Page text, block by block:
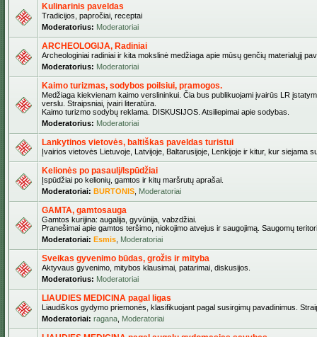
Kulinarinis paveldas
Tradicijos, papročiai, receptai
Moderatorius: Moderatoriai
ARCHEOLOGIJA, Radiniai
Archeologiniai radiniai ir kita mokslinė medžiaga apie mūsų genčių materialųjį
Moderatorius: Moderatoriai
Kaimo turizmas, sodybos poilsiui, pramogos.
Medžiaga kiekvienam kaimo verslininkui. Čia bus publikuojami įvairūs LR
verslu. Straipsniai, įvairi literatūra.
Kaimo turizmo sodybų reklama. DISKUSIJOS. Atsiliepimai apie sodybas.
Moderatorius: Moderatoriai
Lankytinos vietovės, baltiškas paveldas turistui
Įvairios vietovės Lietuvoje, Latvijoje, Baltarusijoje, Lenkijoje ir kitur, kur siejama
Kelionės po pasaulį/Ispūdžiai
Įspūdžiai po kelionių, gamtos ir kitų maršrutų aprašai.
Moderatoriai: BURTONIS Moderatoriai
GAMTA, gamtosauga
Gamtos kurijina: augalija, gyvūnija, vabzdžiai.
Pranešimai apie gamtos teršimo, niokojimo atvejus ir saugojimą. Saugomų
Moderatoriai: Esmis Moderatoriai
Sveikas gyvenimo būdas, grožis ir mityba
Aktyvaus gyvenimo, mitybos klausimai, patarimai, diskusijos.
Moderatorius: Moderatoriai
LIAUDIES MEDICINA pagal ligas
Liaudiškos gydymo priemonės, klasifikuojant pagal susirgimų pavadinimus.
Moderatoriai: ragana Moderatoriai